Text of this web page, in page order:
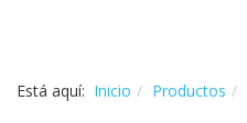
Está aquí: Inicio Productos